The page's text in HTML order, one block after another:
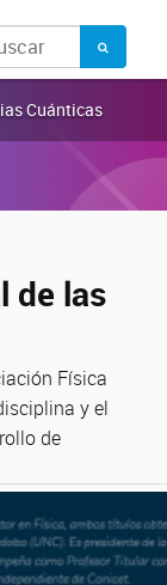
Cuánticas
de las
Física
y el
de